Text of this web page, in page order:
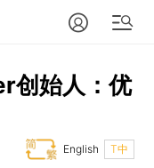
创始人：优
T中
English